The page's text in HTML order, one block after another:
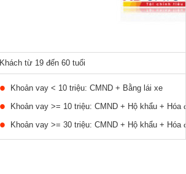
Khách từ 19 đến 60 tuổi
Khoản vay < 10 triệu: CMND + Bằng lái xe
Khoản vay >= 10 triệu: CMND + Hộ khẩu +
Khoản vay >= 30 triệu: CMND + Hộ khẩu +